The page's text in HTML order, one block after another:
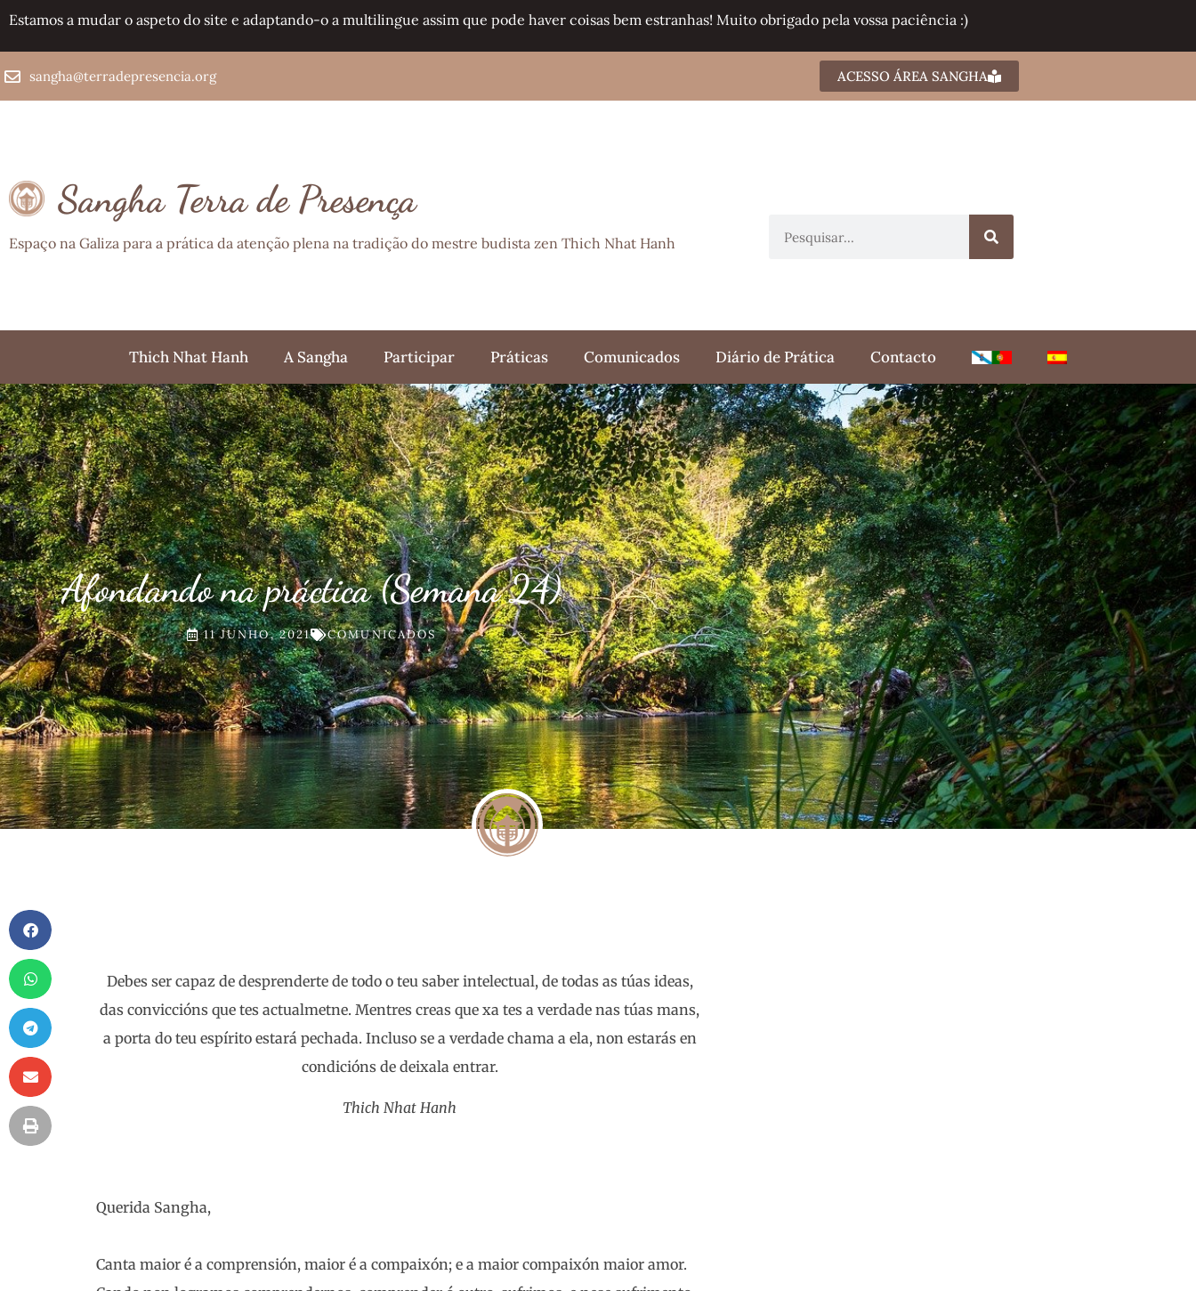
Estamos a mudar o aspeto do site e adaptando-o a multilingue assim que pode haver coisas bem estranhas! Muito obrigado pela vossa paciência :)
sangha@terradepresencia.org ACESSO ÁREA SANGHA
Sangha Terra de Presença
Espaço na Galiza para a prática da atenção plena na tradição do mestre budista zen Thich Nhat Hanh
Thich Nhat Hanh A Sangha Participar Práticas Comunicados Diário de Prática Contacto
Afondando na práctica (Semana 24)
11 JUNHO, 2021 COMUNICADOS
Debes ser capaz de desprenderte de todo o teu saber intelectual, de todas as túas ideas,
das conviccións que tes actualmetne. Mentres creas que xa tes a verdade nas túas mans,
a porta do teu espírito estará pechada. Incluso se a verdade chama a ela, non estarás en
condicións de deixala entrar.
Thich Nhat Hanh
Querida Sangha,
Canta maior é a comprensión, maior é a compaixón; e a maior compaixón maior amor.